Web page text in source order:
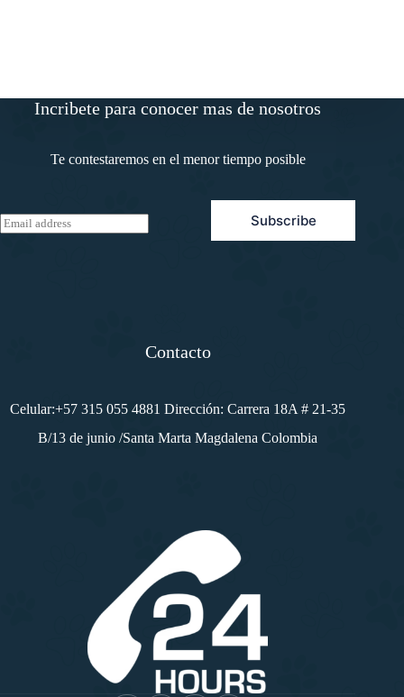
Incribete para conocer mas de nosotros
Te contestaremos en el menor tiempo posible
E
m
Subscribe
Contacto
Celular:+57 315 055 4881 Dirección: Carrera 18A # 21-35
B/13 de junio /Santa Marta Magdalena Colombia